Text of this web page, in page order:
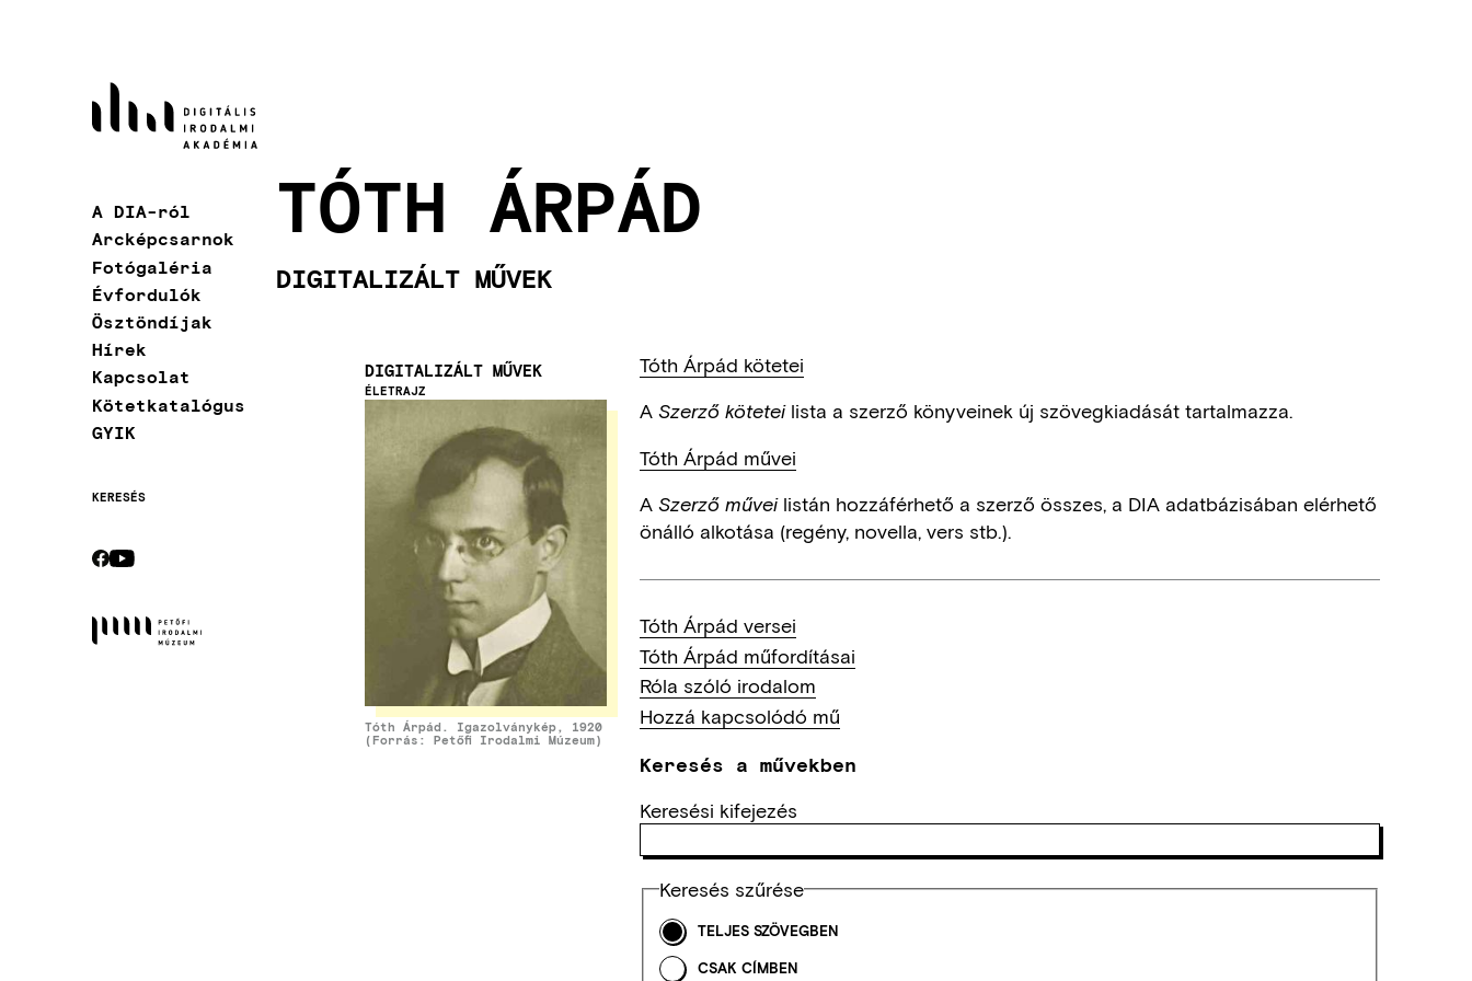
Fő
navigáció
A DIA-ról
Arcképcsarnok
Fotógaléria
Évfordulók
Ösztöndíjak
Hírek
Kapcsolat
Kötetkatalógus
GYIK
navigation
KERESÉS
Kép
Tóth Árpád. Igazolványkép, 1920
(Forrás: Petőfi Irodalmi Múzeum)
DIGITALIZÁLT MŰVEK
ÉLETRAJZ
TÓTH ÁRPÁD
DIGITALIZÁLT MŰVEK
Tóth Árpád kötetei
ASzerző köteteilista a szerző könyveinek új szövegkiadását tartalmazza.
Tóth Árpád művei
ASzerző műveilistán hozzáférhető a szerző összes, a DIA adatbázisában elérhető
önálló alkotása (regény, novella, vers stb.).
Tóth Árpád versei
Tóth Árpád műfordításai
Róla szóló irodalom
Hozzá kapcsolódó mű
Keresés a művekben
Keresési kifejezés
Keresés szűrése
TELJES SZÖVEGBEN
CSAK CÍMBEN